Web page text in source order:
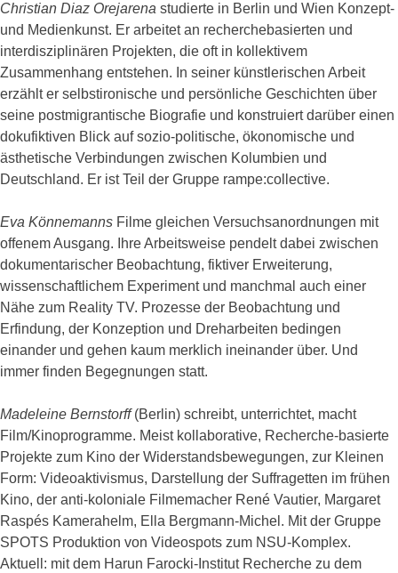
Christian Diaz Orejarena studierte in Berlin und Wien Konzept-
und Medienkunst. Er arbeitet an recherchebasierten und
interdisziplinären Projekten, die oft in kollektivem
Zusammenhang entstehen. In seiner künstlerischen Arbeit
erzählt er selbstironische und persönliche Geschichten über
seine postmigrantische Biografie und konstruiert darüber einen
dokufiktiven Blick auf sozio-politische, ökonomische und
ästhetische Verbindungen zwischen Kolumbien und
Deutschland. Er ist Teil der Gruppe rampe:collective.
Eva Könnemanns Filme gleichen Versuchsanordnungen mit
offenem Ausgang. Ihre Arbeitsweise pendelt dabei zwischen
dokumentarischer Beobachtung, fiktiver Erweiterung,
wissenschaftlichem Experiment und manchmal auch einer
Nähe zum Reality TV. Prozesse der Beobachtung und
Erfindung, der Konzeption und Dreharbeiten bedingen
einander und gehen kaum merklich ineinander über. Und
immer finden Begegnungen statt.
Madeleine Bernstorff(Berlin) schreibt, unterrichtet, macht
Film/Kinoprogramme. Meist kollaborative, Recherche-basierte
Projekte zum Kino der Widerstandsbewegungen, zur Kleinen
Form: Videoaktivismus, Darstellung der Suffragetten im frühen
Kino, der anti-koloniale Filmemacher René Vautier, Margaret
Raspés Kamerahelm, Ella Bergmann-Michel. Mit der Gruppe
SPOTS Produktion von Videospots zum NSU-Komplex.
Aktuell: mit dem Harun Farocki-Institut Recherche zu dem